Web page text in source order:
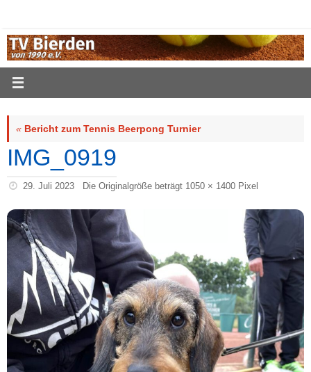
springen
« Bericht zum Tennis Beerpong Turnier
IMG_0919
29. Juli 2023 Die Originalgröße beträgt 1050 × 1400Pixel